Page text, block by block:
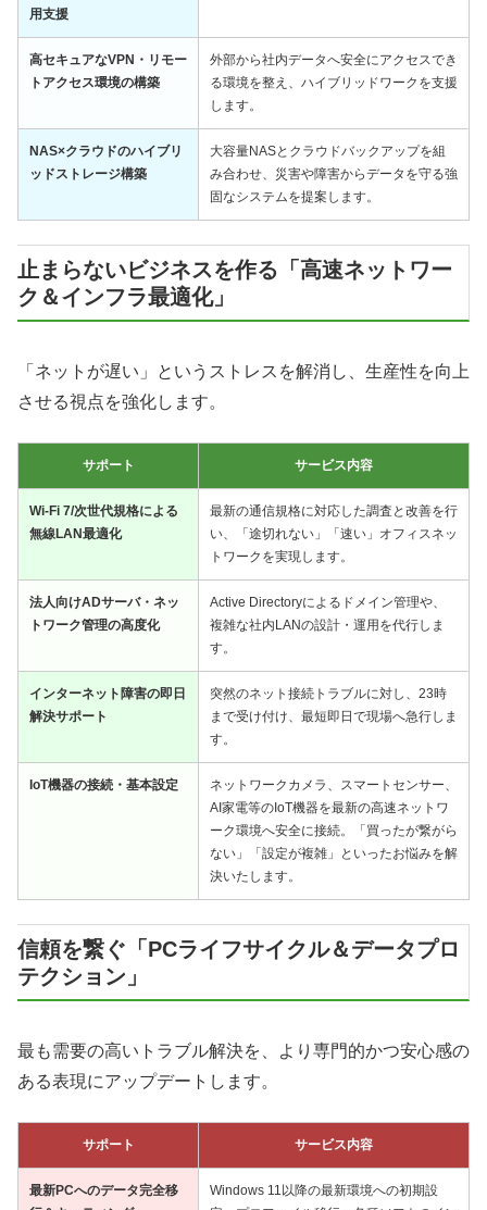
用支援
高セキュアなVPN・リモー
トアクセス環境の構築
外部から社内データへ安全にアクセスでき
る環境を整え、ハイブリッドワークを支援
します。
NAS×クラウドのハイブリ
ッドストレージ構築
大容量NASとクラウドバックアップを組
み合わせ、災害や障害からデータを守る強
固なシステムを提案します。
止まらないビジネスを作る「高速ネットワー
ク＆インフラ最適化」
「ネットが遅い」というストレスを解消し、生産性を向上
させる視点を強化します。
サポート サービス内容
Wi-Fi 7/次世代規格による
無線LAN最適化
最新の通信規格に対応した調査と改善を行
い、「途切れない」「速い」オフィスネッ
トワークを実現します。
法人向けADサーバ・ネッ
トワーク管理の高度化
Active Directoryによるドメイン管理や、
複雑な社内LANの設計・運用を代行しま
す。
インターネット障害の即日
解決サポート
突然のネット接続トラブルに対し、23時
まで受け付け、最短即日で現場へ急行しま
す。
IoT機器の接続・基本設定
ネットワークカメラ、スマートセンサー、
AI家電等のIoT機器を最新の高速ネットワ
ーク環境へ安全に接続。「買ったが繋がら
ない」「設定が複雑」といったお悩みを解
決いたします。
信頼を繋ぐ「PCライフサイクル＆データプロ
テクション」
最も需要の高いトラブル解決を、より専門的かつ安心感の
ある表現にアップデートします。
サポート サービス内容
最新PCへのデータ完全移
Windows 11以降の最新環境への初期設